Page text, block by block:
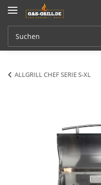
ALLGRILL CHEF SERIE S-XL